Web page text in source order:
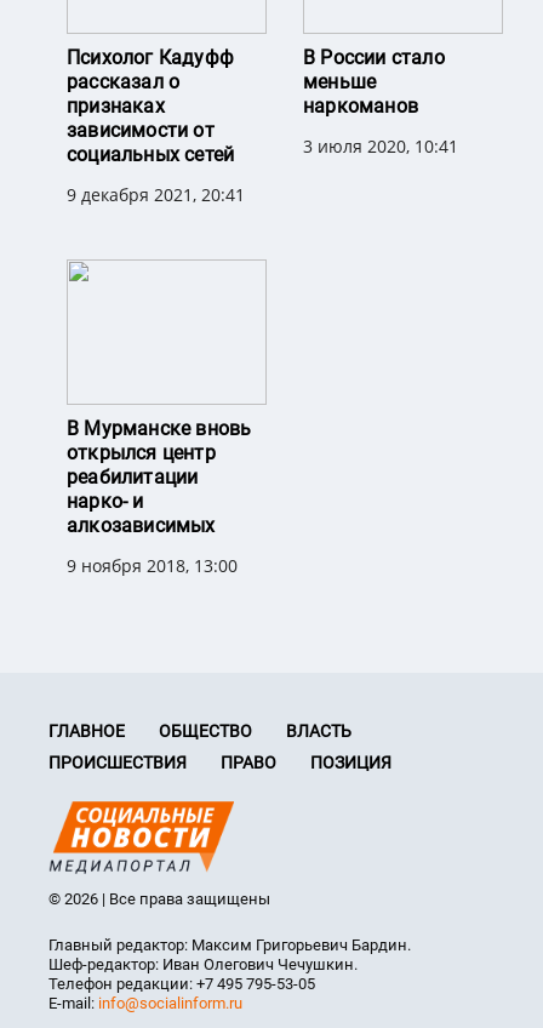
Психолог Кадуфф
рассказал о
признаках
зависимости от
социальных сетей
9 декабря 2021, 20:41
В России стало
меньше
наркоманов
3 июля 2020, 10:41
В Мурманске вновь
открылся центр
реабилитации
нарко- и
алкозависимых
9 ноября 2018, 13:00
ГЛАВНОЕ ОБЩЕСТВО
ВЛАСТЬ
ПРОИСШЕСТВИЯ
ПРАВО ПОЗИЦИЯ
© 2026 | Все права защищены
Главный редактор: Максим Григорьевич Бардин.
Шеф-редактор: Иван Олегович Чечушкин.
Телефон редакции: +7 495 795-53-05
E-mail: info@socialinform.ru